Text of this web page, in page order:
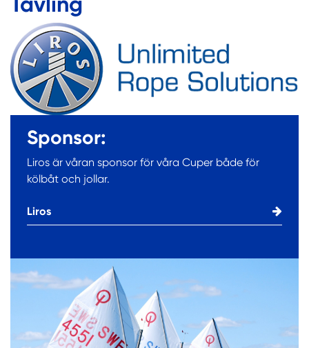
Sponsor:
Liros är våran sponsor för våra Cuper både för
kölbåt och jollar.
Liros